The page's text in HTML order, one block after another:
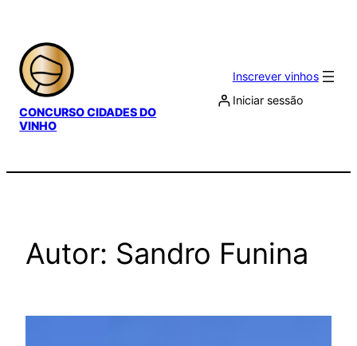
conteúdo
CONCURSO CIDADES DO
VINHO
Inscrever vinhos
Iniciar sessão
Autor: Sandro Funina